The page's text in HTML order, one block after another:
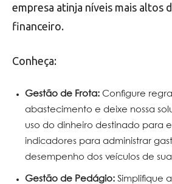
empresa atinja níveis mais altos
financeiro.
Conheça:
Gestão de Frota: Configure
abastecimento e deixe nossa
uso do dinheiro destinado para
indicadores para administrar
desempenho dos veículos de
Gestão de Pedágio: Simplifique